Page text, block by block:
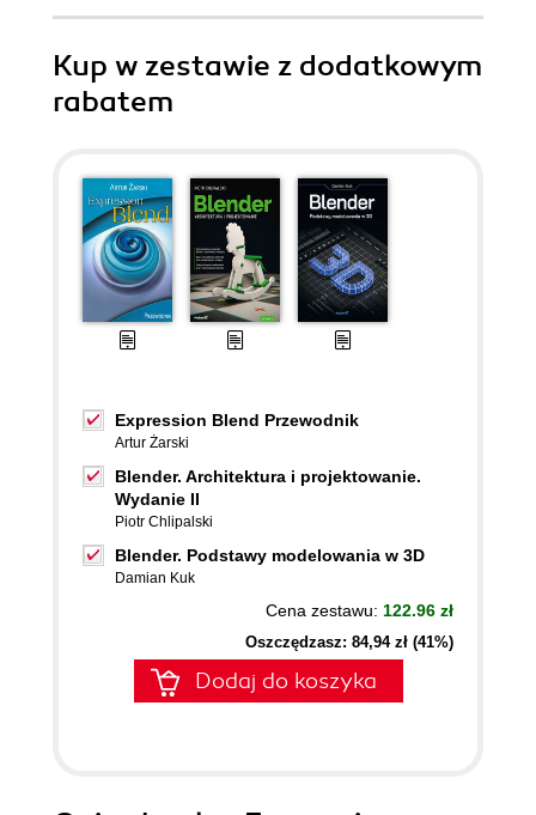
Kup w zestawie z dodatkowym
rabatem
Expression Blend Przewodnik
Artur Żarski
Blender. Architektura i projektowanie.
Wydanie II
Piotr Chlipalski
Blender. Podstawy modelowania w 3D
Damian Kuk
Cena zestawu: 122.96 zł
Oszczędzasz: 84,94 zł (41%)
Dodaj do koszyka